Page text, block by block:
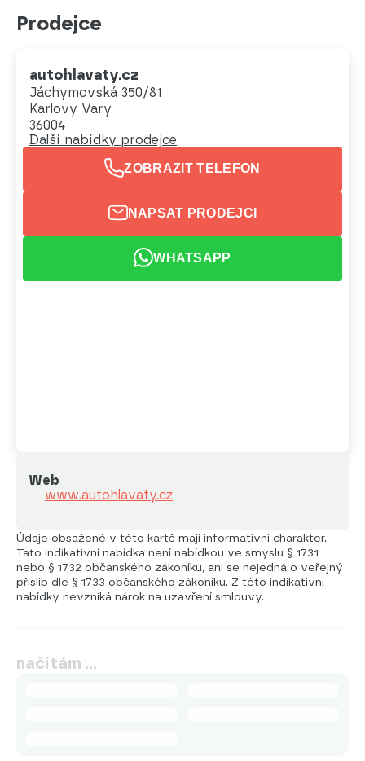
Prodejce
autohlavaty.cz
Jáchymovská 350/81
Karlovy Vary
36004
Další nabídky prodejce
ZOBRAZIT TELEFON
NAPSAT PRODEJCI
WHATSAPP
Web
www.autohlavaty.cz
Údaje obsažené v této kartě mají informativní charakter.
Tato indikativní nabídka není nabídkou ve smyslu § 1731
nebo § 1732 občanského zákoníku, ani se nejedná o veřejný
příslib dle § 1733 občanského zákoníku. Z této indikativní
nabídky nevzniká nárok na uzavření smlouvy.
načítám …